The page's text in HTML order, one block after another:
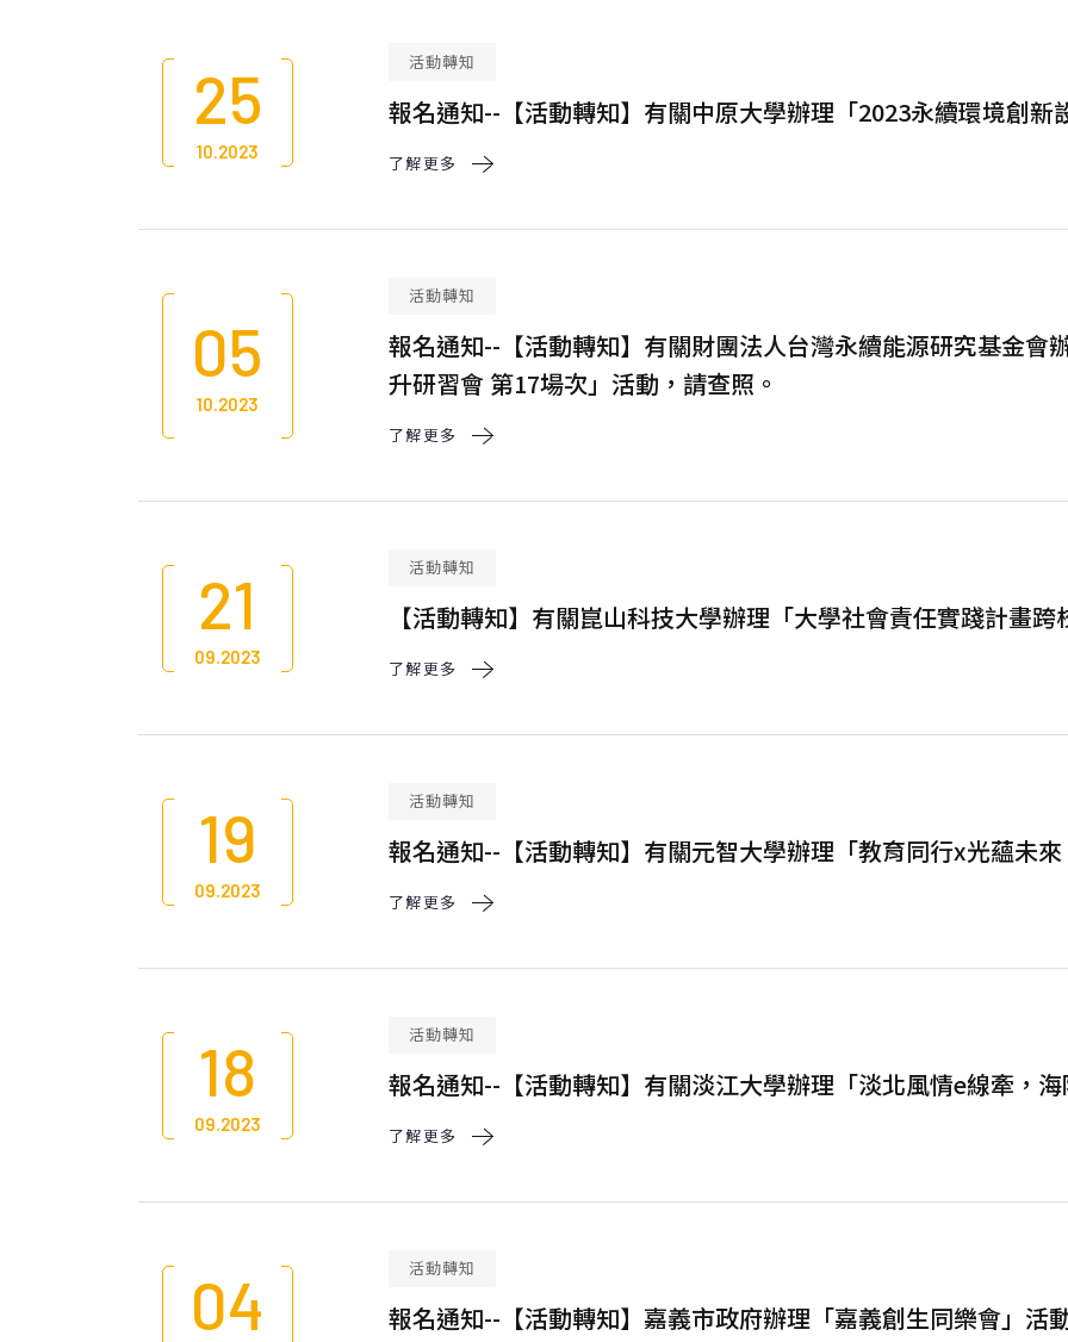
25
10.2023
活動轉知
報名通知--【活動轉知】有關中原大學辦理「2023永續環境創新
了解更多
05
10.2023
活動轉知
報名通知--【活動轉知】有關財團法人台灣永續能源研究基金會
升研習會 第17場次」活動，請查照。
了解更多
21
09.2023
活動轉知
【活動轉知】有關崑山科技大學辦理「大學社會責任實踐計畫
了解更多
19
09.2023
活動轉知
報名通知--【活動轉知】有關元智大學辦理「教育同行x光蘊未
了解更多
18
09.2023
活動轉知
報名通知--【活動轉知】有關淡江大學辦理「淡北風情e線牽，海
了解更多
04 活動轉知
報名通知--【活動轉知】嘉義市政府辦理「嘉義創生同樂會」活